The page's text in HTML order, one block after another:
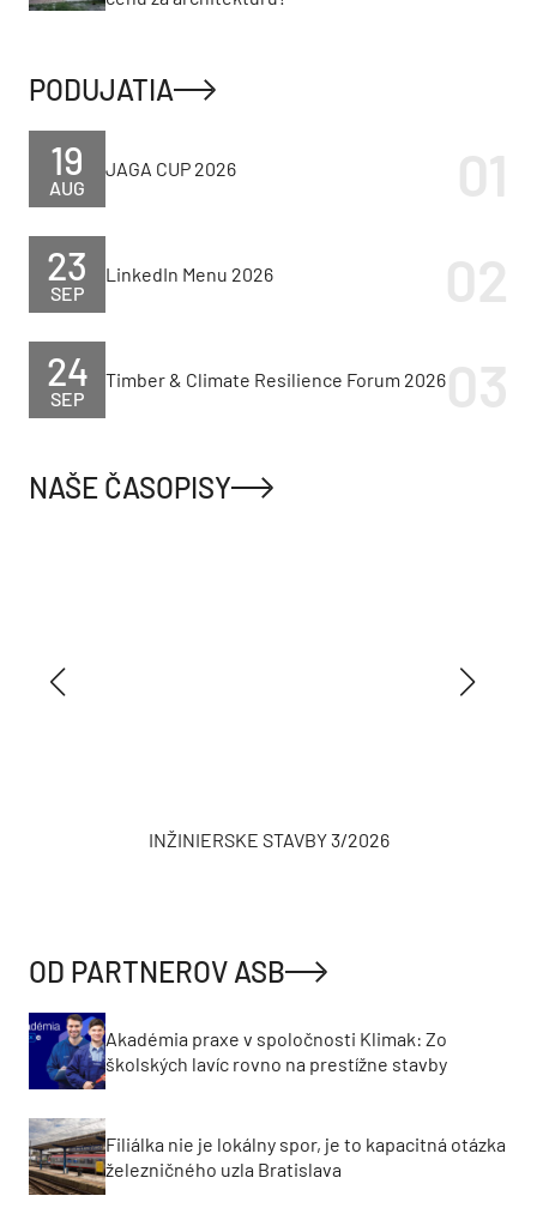
PODUJATIA
AUG
19 JAGA CUP 2026
SEP
23 LinkedIn Menu 2026
SEP
24 Timber & Climate Resilience Forum 2026
NAŠE ČASOPISY
INŽINIERSKE STAVBY 3/2026
OD PARTNEROV ASB
Akadémia praxe v spoločnosti Klimak: Zo
školských lavíc rovno na prestížne stavby
Filiálka nie je lokálny spor, je to kapacitná otázka
železničného uzla Bratislava